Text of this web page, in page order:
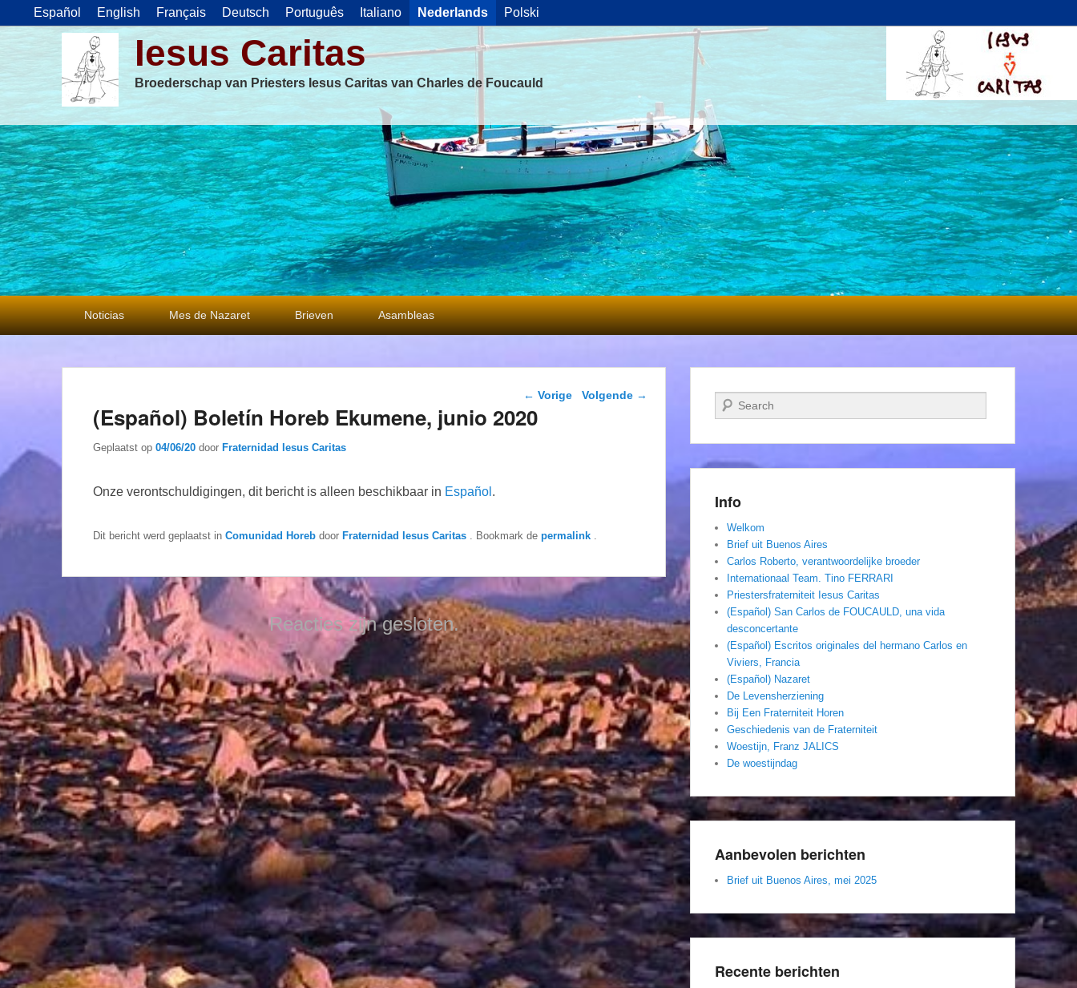
Español English Français Deutsch Português Italiano Nederlands Polski
Iesus Caritas
Broederschap van Priesters Iesus Caritas van Charles de Foucauld
Primair
menu
Noticias Mes de Nazaret Brieven Asambleas
Berichtnavigatie
← Vorige Volgende →
(Español) Boletín Horeb Ekumene, junio 2020
Geplaatst op 04/06/20 door Fraternidad Iesus Caritas
Onze verontschuldigingen, dit bericht is alleen beschikbaar in Español .
Dit bericht werd geplaatst in Comunidad Horeb door Fraternidad Iesus Caritas . Bookmark de permalink
Reacties zijn gesloten.
Zoeken
Info
Welkom
Brief uit Buenos Aires
Carlos Roberto, verantwoordelijke broeder
Internationaal Team. Tino FERRARI
Priestersfraterniteit Iesus Caritas
(Español) San Carlos de FOUCAULD, una vida
desconcertante
(Español) Escritos originales del hermano Carlos en
Viviers, Francia
(Español) Nazaret
De Levensherziening
Bij Een Fraterniteit Horen
Geschiedenis van de Fraterniteit
Woestijn, Franz JALICS
De woestijndag
Aanbevolen berichten
Brief uit Buenos Aires, mei 2025
Recente berichten